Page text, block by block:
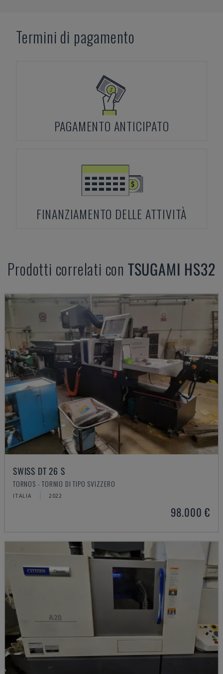
Termini di pagamento
PAGAMENTO ANTICIPATO
FINANZIAMENTO DELLE ATTIVITÀ
Prodotti correlati con TSUGAMI HS32
SWISS DT 26 S
TORNOS - TORNIO DI TIPO SVIZZERO
ITALIA 2022
98.000 €